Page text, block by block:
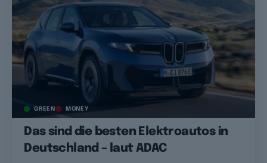
GREEN MONEY
Das sind die besten Elektroautos in
Deutschland – laut ADAC